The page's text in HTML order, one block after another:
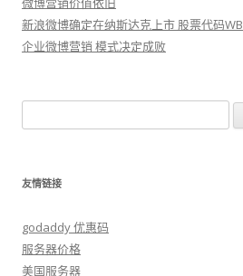
新浪微博确定在纳斯达克上市 股票代码WB
企业微博营销 模式决定成败
索：
友情链接
godaddy 优惠码
服务器价格
美国服务器